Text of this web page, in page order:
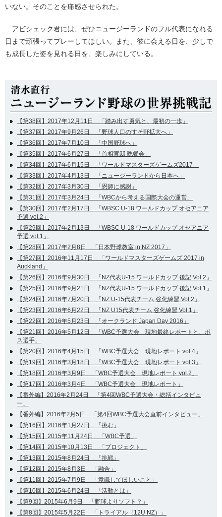
いない。そのことを痛感させられた。
アビシェック君には、ぜひニュージーランドのフル代表になれる
日まで頑張ってプレーしてほしい。また、彼に会える日を、少しで
も成長した姿を見れる日を、楽しみにしている。
【第38回】2017年12月11日 「踏み出す勇気と、最初の一歩」
【第37回】2017年9月26日 「野球人口のすそ野拡大へ」
【第36回】2017年7月10日 「中国野球へ」
【第35回】2017年6月27日 「首相官邸 晩餐会」
【第34回】2017年6月15日 「ワールドマスターズゲームズ2017」
【第33回】2017年4月13日 「ニュージーランドから日本へ」
【第32回】2017年3月30日 「恩師に感謝」
【第31回】2017年3月24日 「WBCから考える国際大会の運営」
【第30回】2017年2月17日 「WBSC U-18 ワールドカップ オセアニア
予選 vol.2」
【第29回】2017年2月13日 「WBSC U-18 ワールドカップ オセアニア
予選 vol.1」
【第28回】2017年2月8日 「日本野球教室 in NZ 2017」
【第27回】2016年11月17日 「ワールドマスターズゲームズ 2017 in
Auckland」
【第26回】2016年9月30日 「NZ代表U-15 ワールドカップ 後記 Vol.2」
【第25回】2016年9月21日 「NZ代表U-15 ワールドカップ 後記 Vol.1」
【第24回】2016年7月20日 「NZ U-15代表チーム 強化練習 Vol.2」
【第23回】2016年6月22日 「NZ U15代表チーム 強化練習 Vol.1」
【第22回】2016年5月23日 「オークランド Japan Day 2016」
【第21回】2016年5月12日 「WBC予選大会 現地最終レポートと、ボ
ス選手」
【第20回】2016年4月15日 「WBC予選大会 現地レポート vol.4」
【第19回】2016年3月18日 「WBC予選大会 現地レポート vol.3」
【第18回】2016年3月9日 「WBC予選大会 現地レポート vol.2」
【第17回】2016年3月4日 「WBC予選大会 現地レポート」
【番外編】2016年2月24日 「第4回WBC予選大会・総括インタビュ
ー」
【番外編】2016年2月5日 「第4回WBC予選大会直前インタビュー」
【第16回】2016年1月27日 「挑む」
【第15回】2015年11月24日 「WBC予選」
【第14回】2015年10月13日 「プロジェクト」
【第13回】2015年8月24日 「挑戦」
【第12回】2015年8月3日 「融合」
【第11回】2015年7月9日 「意識してほしいこと」
【第10回】2015年6月24日 「活動とは」
【第9回】2015年6月9日 「野球よりソフト？」
【第8回】2015年5月22日 「トライアル（12U NZ）」